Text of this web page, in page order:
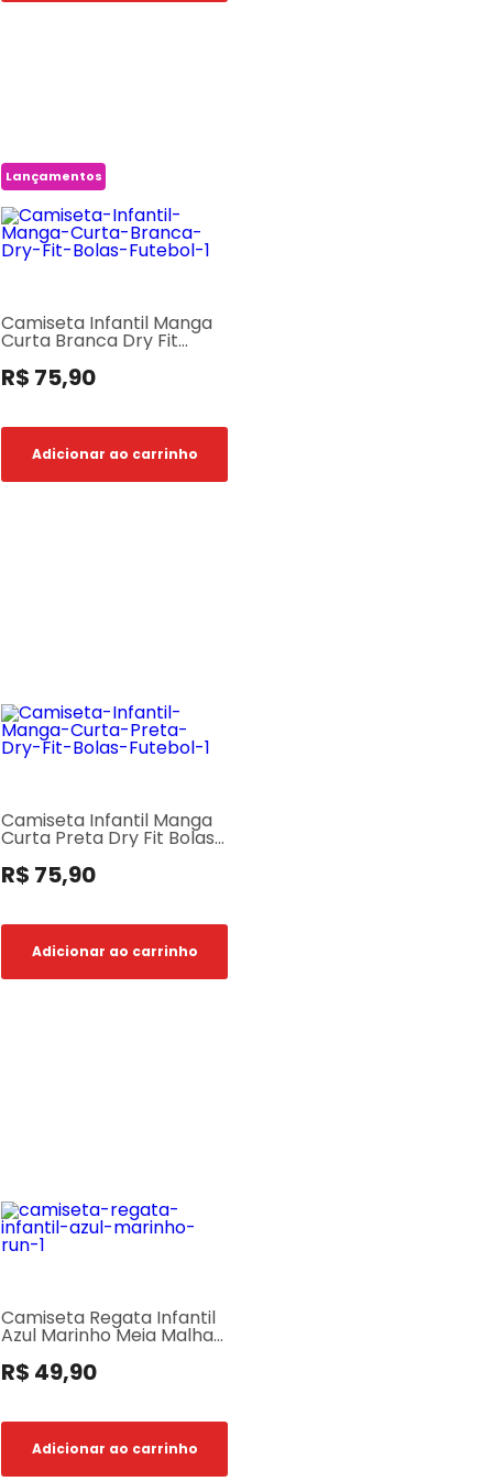
Lançamentos
Camiseta Infantil Manga
Curta Branca Dry Fit
R$ 75,90
Adicionar ao carrinho
Camiseta Infantil Manga
Curta Preta Dry Fit Bolas
R$ 75,90
Adicionar ao carrinho
Camiseta Regata Infantil
Azul Marinho Meia Malha
R$ 49,90
Adicionar ao carrinho